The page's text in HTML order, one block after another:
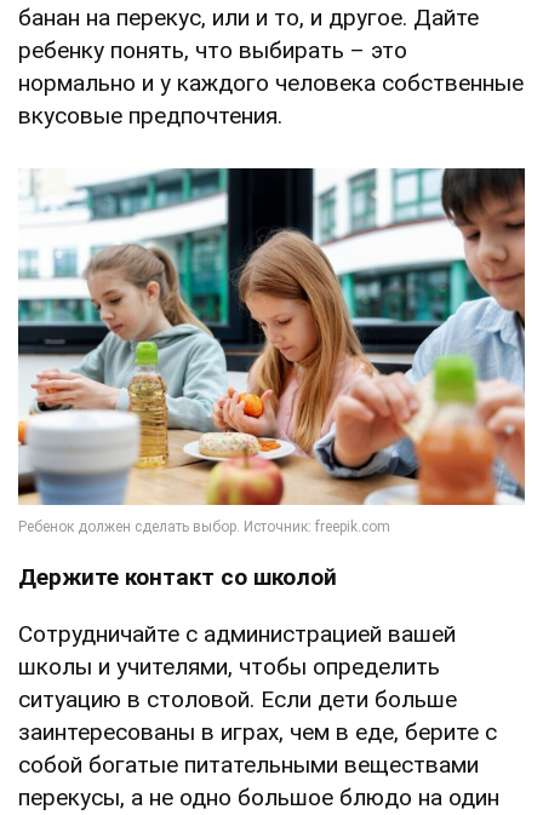
банан на перекус, или и то, и другое. Дайте
ребенку понять, что выбирать – это
нормально и у каждого человека собственные
вкусовые предпочтения.
Держите контакт со школой
Сотрудничайте с администрацией вашей
школы и учителями, чтобы определить
ситуацию в столовой. Если дети больше
заинтересованы в играх, чем в еде, берите с
собой богатые питательными веществами
перекусы, а не одно большое блюдо на один